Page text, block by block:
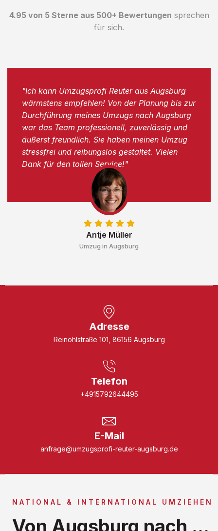
4.95 von 5 Sterne aus 500+ Bewertungen sprechen
für sich.
Antje Müller
Umzug in Augsburg
"Ich kann Umzugsprofi Reuter aus Augsburg
wärmstens empfehlen! Von der Planung bis zur
Durchführung meines Umzugs nach Augsburg
war das Team professionell, zuverlässig und
äußerst freundlich. Sie haben meinen Umzug
stressfrei und reibungslos gestaltet. Vielen
Dank für den tollen Service!"
Adresse
Reinöhlstraße 101, 86156 Augsburg
Telefon
+4915792644495
E-Mail
anfrage@umzugsprofi-reuter-augsburg.de
NATIONAL & INTERNATIONAL UMZIEHEN
Von Augsburg nach ...